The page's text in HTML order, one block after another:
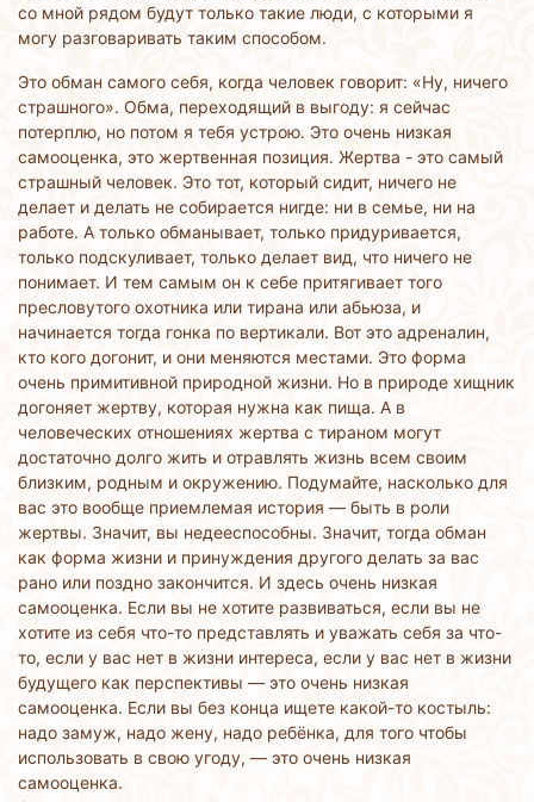
со мной рядом будут только такие люди, с которыми я
могу разговаривать таким способом.
Это обман самого себя, когда человек говорит: «Ну, ничего
страшного». Обма, переходящий в выгоду: я сейчас
потерплю, но потом я тебя устрою. Это очень низкая
самооценка, это жертвенная позиция. Жертва - это самый
страшный человек. Это тот, который сидит, ничего не
делает и делать не собирается нигде: ни в семье, ни на
работе. А только обманывает, только придуривается,
только подскуливает, только делает вид, что ничего не
понимает. И тем самым он к себе притягивает того
пресловутого охотника или тирана или абьюза, и
начинается тогда гонка по вертикали. Вот это адреналин,
кто кого догонит, и они меняются местами. Это форма
очень примитивной природной жизни. Но в природе хищник
догоняет жертву, которая нужна как пища. А в
человеческих отношениях жертва с тираном могут
достаточно долго жить и отравлять жизнь всем своим
близким, родным и окружению. Подумайте, насколько для
вас это вообще приемлемая история — быть в роли
жертвы. Значит, вы недееспособны. Значит, тогда обман
как форма жизни и принуждения другого делать за вас
рано или поздно закончится. И здесь очень низкая
самооценка. Если вы не хотите развиваться, если вы не
хотите из себя что-то представлять и уважать себя за что-
то, если у вас нет в жизни интереса, если у вас нет в жизни
будущего как перспективы — это очень низкая
самооценка. Если вы без конца ищете какой-то костыль:
надо замуж, надо жену, надо ребёнка, для того чтобы
использовать в свою угоду, — это очень низкая
самооценка.